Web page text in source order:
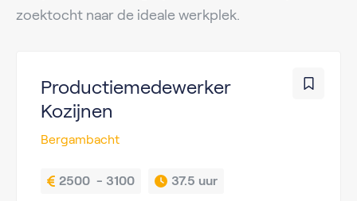
zoektocht naar de ideale werkplek.
Productiemedewerker
Kozijnen
Bergambacht
2500  - 3100 37.5 uur